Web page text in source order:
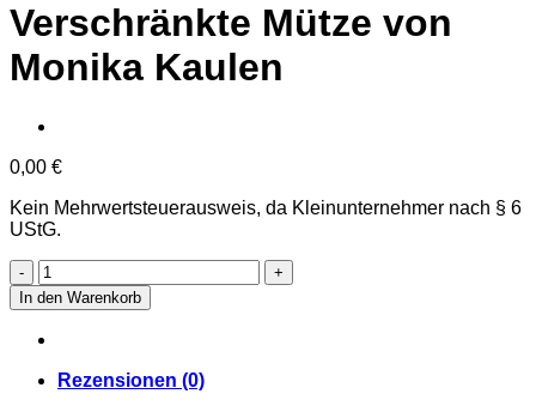
Verschränkte Mütze von
Monika Kaulen
0,00 €
Kein Mehrwertsteuerausweis, da Kleinunternehmer nach § 6
UStG.
Verschränkte
Mütze
von
Monika
Menge
In den Warenkorb
Rezensionen (0)